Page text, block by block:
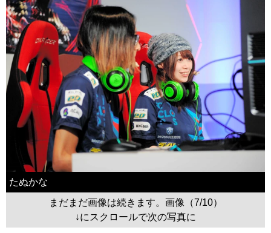
たぬかな
まだまだ画像は続きます。画像（7/10）
↓にスクロールで次の写真に